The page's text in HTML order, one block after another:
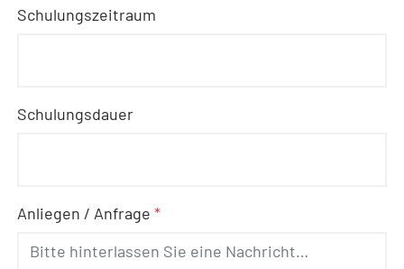
Schulungszeitraum
Schulungsdauer
Anliegen / Anfrage*